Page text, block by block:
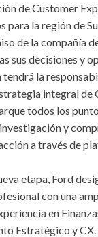
de Customer
para la región de
de la compañía
sus decisiones y
tendrá la
integral de
todos los
y
a través de
etapa, Ford
con una
en
Estratégico y CX.